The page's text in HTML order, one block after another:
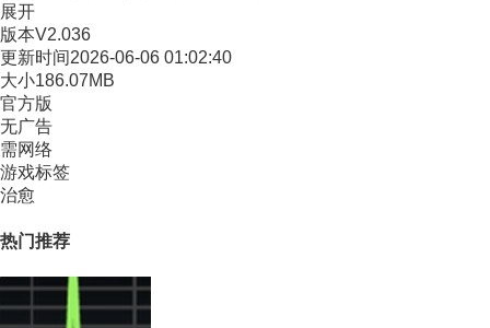
展开
版本V2.036
更新时间2026-06-06 01:02:40
大小186.07MB
官方版
无广告
需网络
游戏标签
治愈
热门推荐